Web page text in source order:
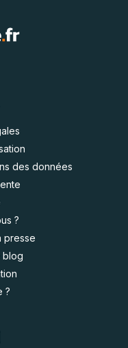
des données
?
presse
blog
?